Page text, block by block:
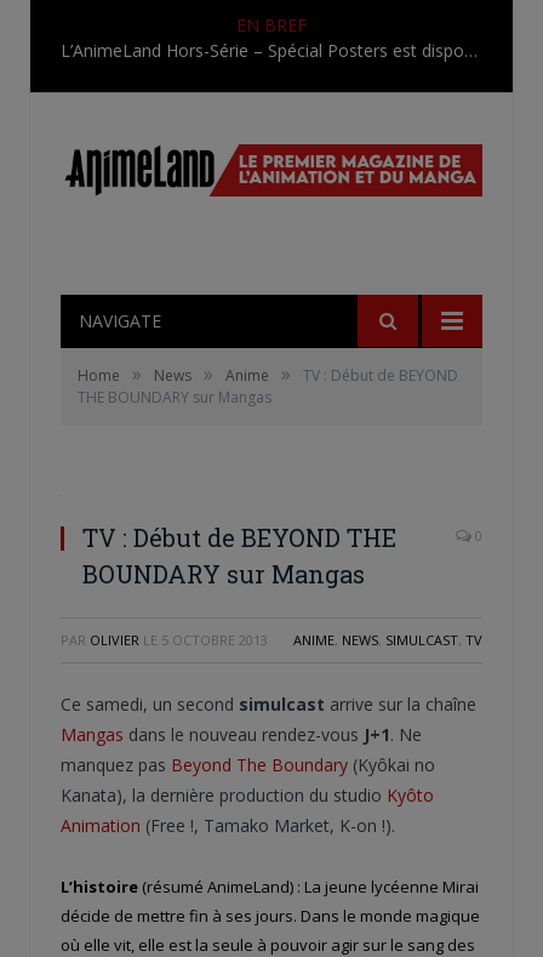
EN BREF
L’AnimeLand Hors-Série – Spécial Posters est disponible !
NAVIGATE
Home » News » Anime »
TV : Début de BEYOND
THE BOUNDARY sur Mangas
TV : Début de BEYOND THE
BOUNDARY sur Mangas
0
PAR OLIVIER LE 5 OCTOBRE 2013 ANIME, NEWS, SIMULCAST, TV
Ce samedi, un second simulcast arrive sur la chaîne
Mangas dans le nouveau rendez-vous J+1. Ne
manquez pas Beyond The Boundary (Kyôkai no
Kanata), la dernière production du studio Kyôto
Animation (Free !, Tamako Market, K-on !).
L’histoire (résumé AnimeLand) : La jeune lycéenne Mirai
décide de mettre fin à ses jours. Dans le monde magique
où elle vit, elle est la seule à pouvoir agir sur le sang des